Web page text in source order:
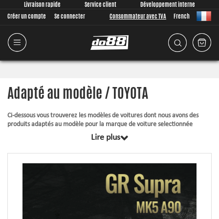
Livraison rapide Service client
Développement interne
Créer un compte
Se connecter Consommateur avec TVA French
Adapté au modèle / TOYOTA
Ci-dessous vous trouverez les modèles de voitures dont nous avons des
produits adaptés au modèle pour la marque de voiture selectionnée
Tous les produits dans cette catégorie sont conjointement conçus à partir
contiennent toujours ce qui est requis pour le montage.
– supporte une pression plus élevée, une température
plus élevée, améliore l’apparence et donne une fiabilité opérationnelle
Lire plus